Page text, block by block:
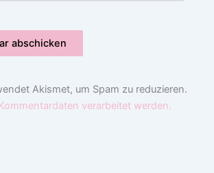
Akismet, um Spam zu reduzieren.
verarbeitet werden.